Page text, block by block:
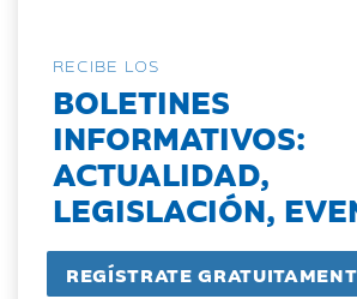
RECIBE LOS
BOLETINES
INFORMATIVOS:
ACTUALIDAD,
LEGISLACIÓN,